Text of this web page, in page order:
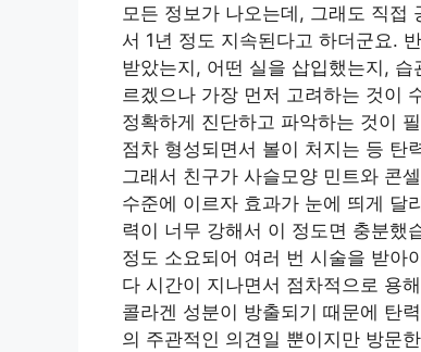
모든 정보가 나오는데, 그래도 직접
서 1년 정도 지속된다고 하더군요.
받았는지, 어떤 실을 삽입했는지,
르겠으나 가장 먼저 고려하는 것이
정확하게 진단하고 파악하는 것이
점차 형성되면서 볼이 처지는 등 탄
그래서 친구가 사슬모양 민트와 콘
수준에 이르자 효과가 눈에 띄게 달
력이 너무 강해서 이 정도면 충분했
정도 소요되어 여러 번 시술을 받아
다 시간이 지나면서 점차적으로 용
콜라겐 성분이 방출되기 때문에 탄
의 주관적인 의견일 뿐이지만 방문